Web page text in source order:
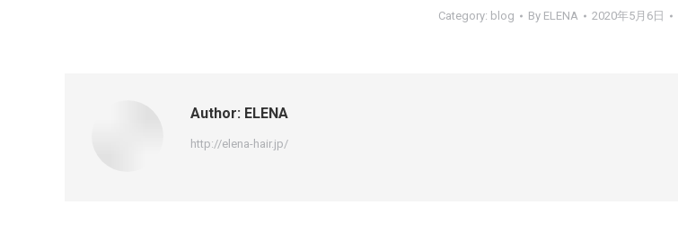
Category: blog By ELENA 2020年5月6日
Author: ELENA
http://elena-hair.jp/